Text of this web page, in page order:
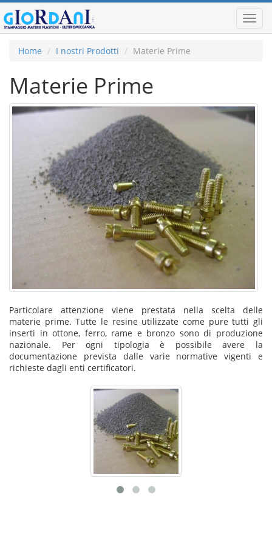
Home
I nostri Prodotti Materie Prime
Materie Prime
Particolare attenzione viene prestata nella scelta delle
materie prime. Tutte le resine utilizzate come pure tutti gli
inserti in ottone, ferro, rame e bronzo sono di produzione
nazionale. Per ogni tipologia è possibile avere la
documentazione prevista dalle varie normative vigenti e
richieste dagli enti certificatori.